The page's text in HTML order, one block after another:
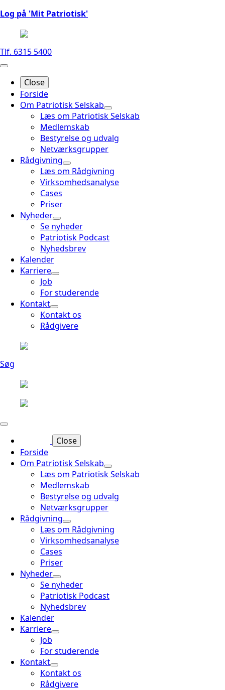
Log på 'Mit Patriotisk'
Tlf. 6315 5400
Close
Forside
Om Patriotisk Selskab
Læs om Patriotisk Selskab
Medlemskab
Bestyrelse og udvalg
Netværksgrupper
Rådgivning
Læs om Rådgivning
Virksomhedsanalyse
Cases
Priser
Nyheder
Se nyheder
Patriotisk Podcast
Nyhedsbrev
Kalender
Karriere
Job
For studerende
Kontakt
Kontakt os
Rådgivere
Søg
Close
Forside
Om Patriotisk Selskab
Læs om Patriotisk Selskab
Medlemskab
Bestyrelse og udvalg
Netværksgrupper
Rådgivning
Læs om Rådgivning
Virksomhedsanalyse
Cases
Priser
Nyheder
Se nyheder
Patriotisk Podcast
Nyhedsbrev
Kalender
Karriere
Job
For studerende
Kontakt
Kontakt os
Rådgivere